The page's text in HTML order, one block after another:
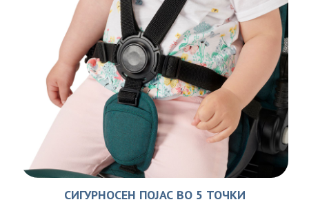
СИГУРНОСЕН ПОЈАС ВО 5 ТОЧКИ